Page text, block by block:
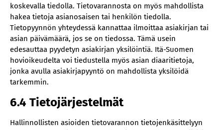
koskevalla tiedolla. Tietovarannosta on myös mahdollista
hakea tietoja asianosaisen tai henkilön tiedolla.
Tietopyynnön yhteydessä kannattaa ilmoittaa asiakirjan tai
asian päivämäärä, jos se on tiedossa. Tämä usein
edesauttaa pyydetyn asiakirjan yksilöintiä. Itä-Suomen
hovioikeudelta voi tiedustella myös asian diaaritietoja,
jonka avulla asiakirjapyyntö on mahdollista yksilöidä
tarkemmin.
6.4 Tietojärjestelmät
Hallinnollisten asioiden tietovarannon tietojenkäsittelyyn